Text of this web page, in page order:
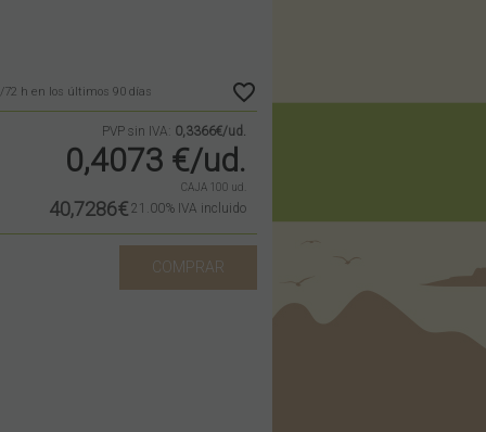
72 h en los últimos 90 días
PVP sin IVA: 0,3366€/ud.
0,4073 €/ud.
CAJA 100 ud.
40,7286€ 21.00% IVA incluido
COMPRAR